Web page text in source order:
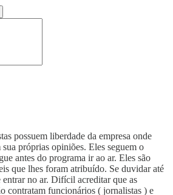
possuem liberdade da empresa onde
próprias opiniões. Eles seguem o
antes do programa ir ao ar. Eles são
que lhes foram atribuído. Se duvidar até
entrar no ar. Difícil acreditar que as
contratam funcionários ( jornalistas ) e